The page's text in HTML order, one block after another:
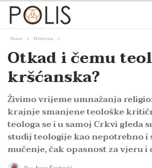
Home Mišljenja
Otkad i čemu
kršćanska?
Živimo vrijeme umnažanja
krajnje smanjene teološke
teologa se i u samoj Crkvi gleda
studij teologije kao nepotrebno i
mučenje, čak opasnost za vjeru